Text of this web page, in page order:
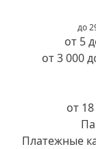
до
от 5
от 3 000
от
Платежные